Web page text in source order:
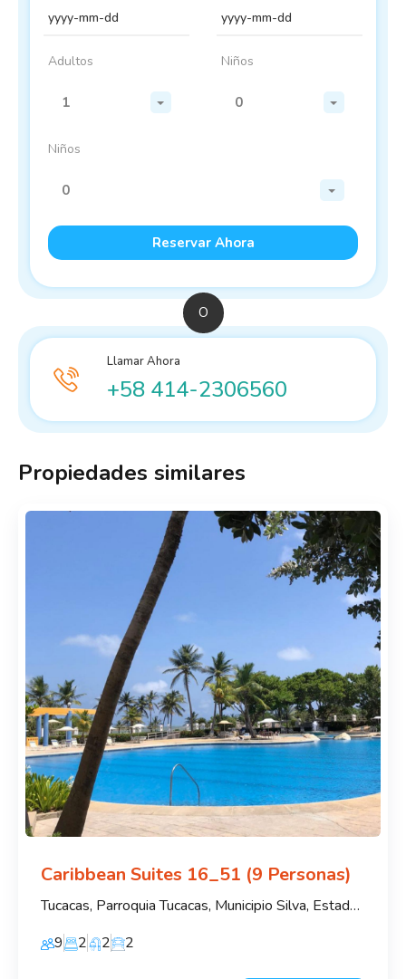
Adultos
1
Niños
0
Niños
0
O
Llamar Ahora
+58 414-2306560
Propiedades similares
Caribbean Suites 16_51 (9 Personas)
Tucacas, Parroquia Tucacas, Municipio Silva, Estado Falcón
9
2 2 2